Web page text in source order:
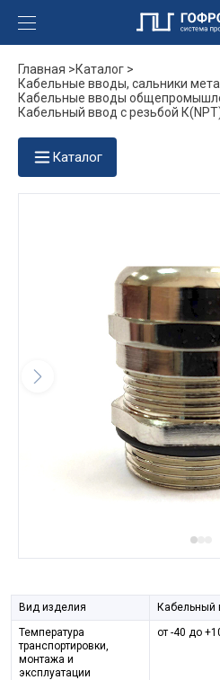
Главная >Каталог >
Кабельные вводы, сальники
Кабельные вводы
Кабельный ввод с резьбой
Каталог
Вид изделия
Кабельный
Температура
транспортировки,
монтажа и
эксплуатации
от -40 до